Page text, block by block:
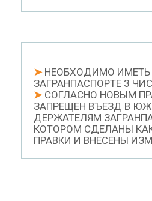
➤НЕОБХОДИМО ИМЕТЬ
ЗАГРАНПАСПОРТЕ 3
➤СОГЛАСНО НОВЫМ
ЗАПРЕЩЕН ВЪЕЗД В
ДЕРЖАТЕЛЯМ
КОТОРОМ СДЕЛАНЫ
ПРАВКИ И ВНЕСЕНЫ